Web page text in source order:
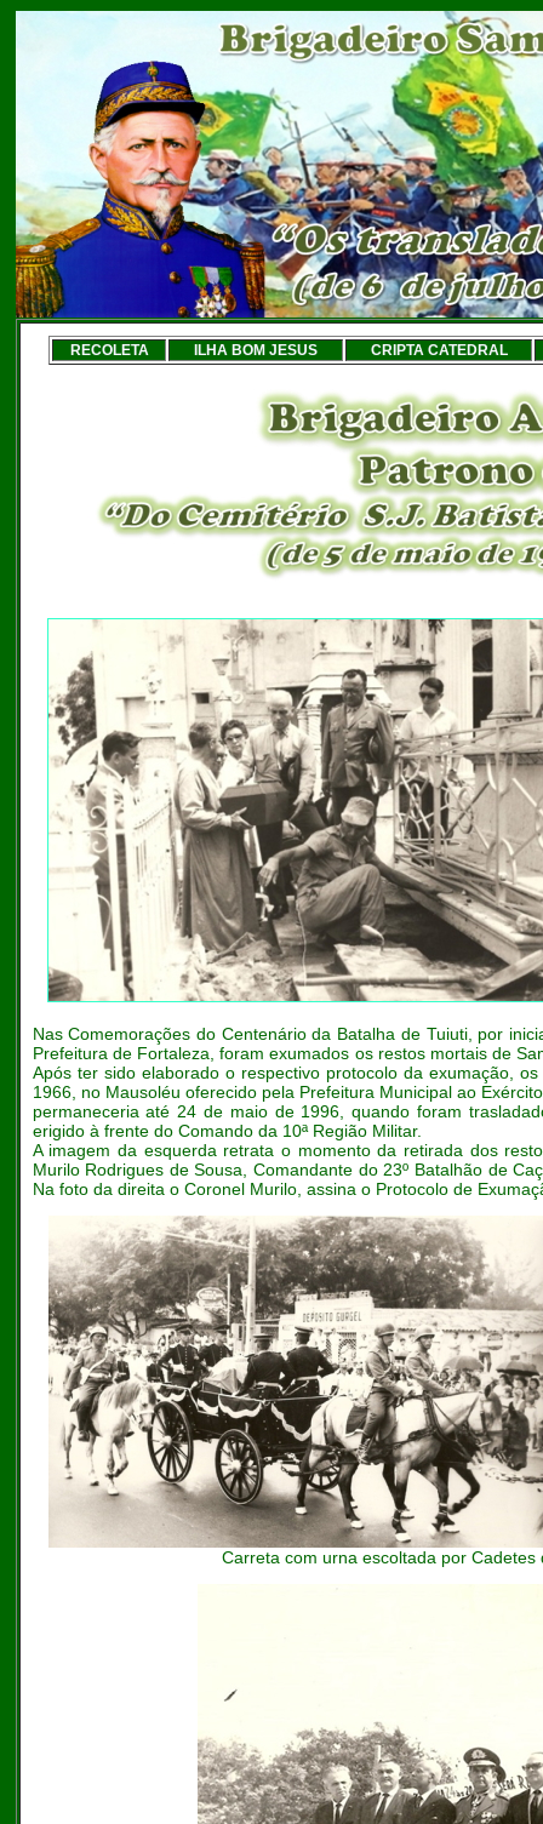
RECOLETA ILHA BOM JESUS CRIPTA CATEDRAL
Nas Comemorações do Centenário da Batalha de Tuiuti, por
Prefeitura de Fortaleza, foram exumados os restos mortais de
Após ter sido elaborado o respectivo protocolo da exumação,
1966, no Mausoléu oferecido pela Prefeitura Municipal ao
permaneceria até 24 de maio de 1996, quando foram
erigido à frente do Comando da 10ª Região Militar.
A imagem da esquerda retrata o momento da retirada dos
Murilo Rodrigues de Sousa, Comandante do 23º Batalhão de
Na foto da direita o Coronel Murilo, assina o Protocolo de
Carreta com urna escoltada por